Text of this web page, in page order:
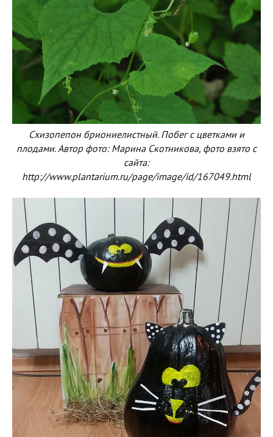
Схизопепон бриониелистный. Побег с цветками и
плодами. Автор фото: Марина Скотникова, фото взято с
сайта:
http://www.plantarium.ru/page/image/id/167049.html